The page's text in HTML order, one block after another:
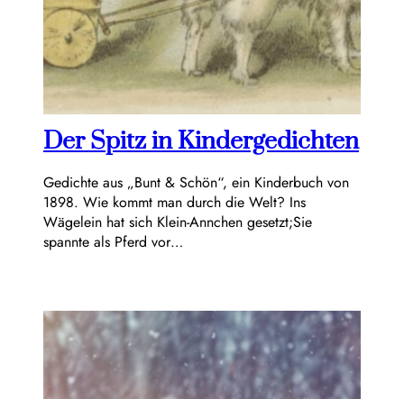
Der Spitz in Kindergedichten
Gedichte aus „Bunt & Schön“, ein Kinderbuch von
1898. Wie kommt man durch die Welt? Ins
Wägelein hat sich Klein-Annchen gesetzt;Sie
spannte als Pferd vor…